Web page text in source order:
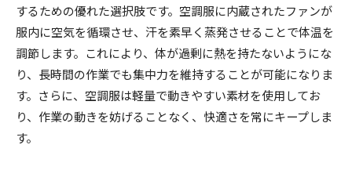
空調服がもたらす健康面での利点
働きやすさを追求した空調服の選び方
空調服がもたらす作業効率の向上
空調服の活用で得られる生産性の向上
参加者全員が涼しい作業環境を手に入れるために
するための優れた選択肢です。空調服に内蔵されたファンが
服内に空気を循環させ、汗を素早く蒸発させることで体温を
調節します。これにより、体が過剰に熱を持たないようにな
り、長時間の作業でも集中力を維持することが可能になりま
す。さらに、空調服は軽量で動きやすい素材を使用してお
り、作業の動きを妨げることなく、快適さを常にキープしま
す。